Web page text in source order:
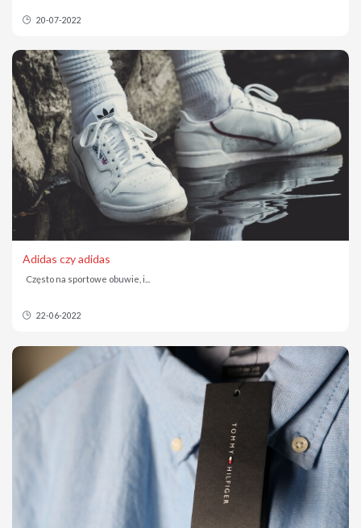
20-07-2022
Adidas czy adidas
Często na sportowe obuwie, i...
22-06-2022